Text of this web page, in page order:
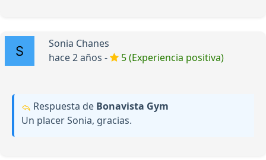
Sonia Chanes
hace 2 años -
5 (Experiencia positiva)
Respuesta de Bonavista Gym
Un placer Sonia, gracias.